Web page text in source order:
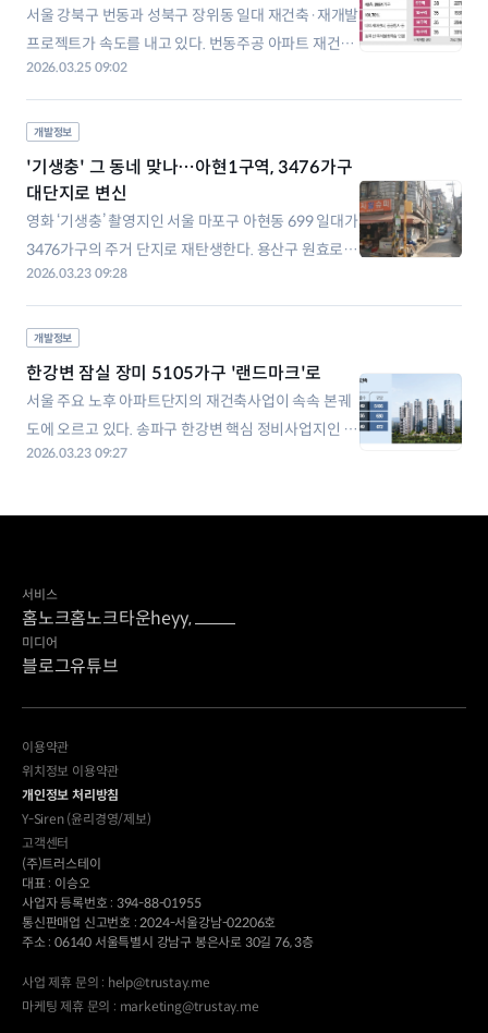
서울 강북구 번동과 성북구 장위동 일대 재건축·재개발
프로젝트가 속도를 내고 있다. 번동주공 아파트 재건축
이 시동을 걸었고, ‘반쪽짜리’에 그치던 장위뉴타운 재
개발도 점점 ‘완성체’를 향해 가고 있다. 북서울꿈의숲
이 가까워 주거 환경이 쾌적한 데다 경전철 동북선 호재
도 품고 있어 관심을 끈다. ◇번동주공1, 2084가구로 2
4일 정비업계에 따르면 강북구는
2026.03.25 09:02
개발정보
'기생충' 그 동네 맞나…아현1구역, 3476가구
대단지로 변신
영화 ‘기생충’ 촬영지인 서울 마포구 아현동 699 일대가
3476가구의 주거 단지로 재탄생한다. 용산구 원효로1
가에는 최고 40층, 2743가구가 들어선다. 서울시는 지
난 19일 제4차 도시계획위원회를 열어 ‘아현1구역 주
택정비형 공공재개발사업 정비계획 결정 및 정비구역
지정안을 수정 가결했다고 20일 밝혔다. 이 지역은 최
고 35층, 3476가구(임대
2026.03.23 09:28
개발정보
한강변 잠실 장미 5105가구 '랜드마크'로
서울 주요 노후 아파트단지의 재건축사업이 속속 본궤
도에 오르고 있다. 송파구 한강변 핵심 정비사업지인 잠
실 장미1·2·3차는 5000가구가 넘는 아파트로 탈바꿈
삼익·은하아파트 정비계획안도 서울시 심의를 통과했
2026.03.23 09:27
서비스
홈노크홈노크타운heyy,
미디어
블로그유튜브
이용약관
위치정보 이용약관
개인정보 처리방침
Y-Siren (윤리경영/제보)
고객센터
(주)트러스테이
대표 : 이승오
사업자 등록번호 : 394-88-01955
통신판매업 신고번호 : 2024-서울강남-02206호
주소 : 06140 서울특별시 강남구 봉은사로 30길 76, 3층
사업 제휴 문의 : help@trustay.me
마케팅 제휴 문의 : marketing@trustay.me